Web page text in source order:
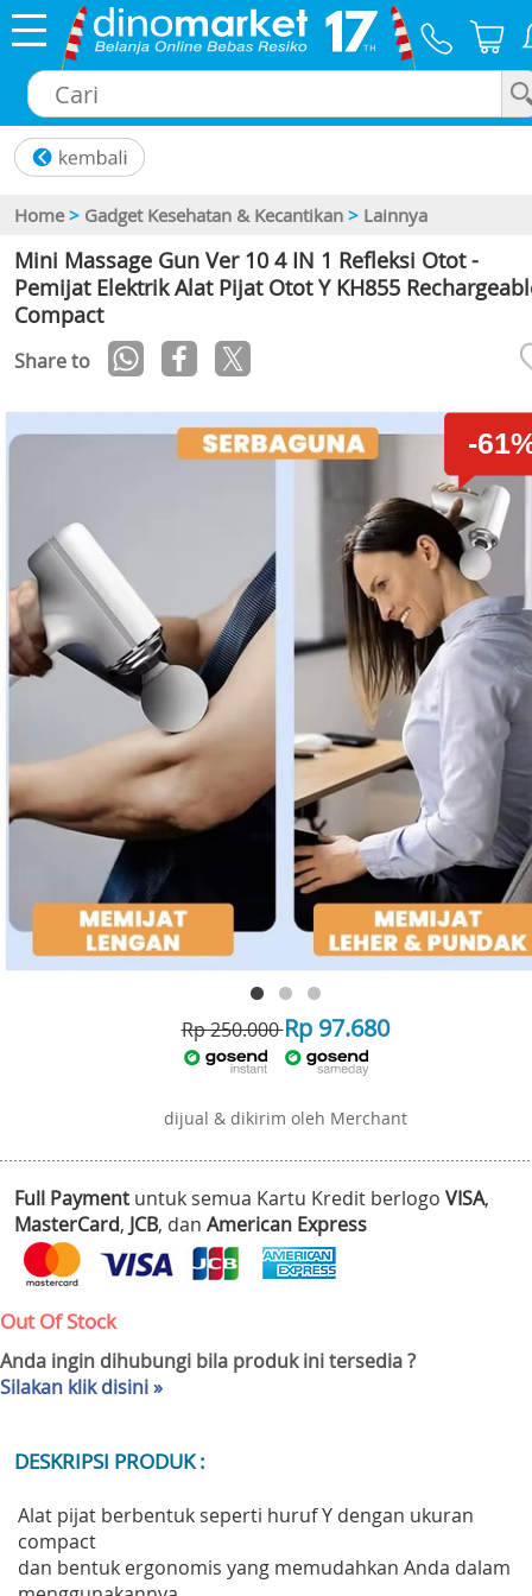
Home > Gadget Kesehatan & Kecantikan > Lainnya
Mini Massage Gun Ver 10 4 IN 1 Refleksi Otot -
Pemijat Elektrik Alat Pijat Otot Y KH855
Compact
Share to
-
Rp 250.000Rp 97.680
dijual & dikirim oleh Merchant
Full Payment untuk semua Kartu Kredit berlogo VISA,
MasterCard, JCB, dan American Express
Out Of Stock
Anda ingin dihubungi bila produk ini tersedia ?
Silakan klik disini »
DESKRIPSI PRODUK :
Alat pijat berbentuk seperti huruf Y dengan ukuran
compact
dan bentuk ergonomis yang memudahkan Anda dalam